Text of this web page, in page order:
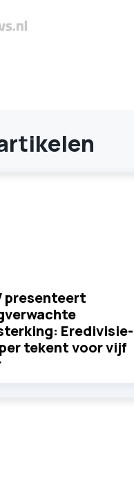
presenteert
Eredivisie-
tekent voor vijf